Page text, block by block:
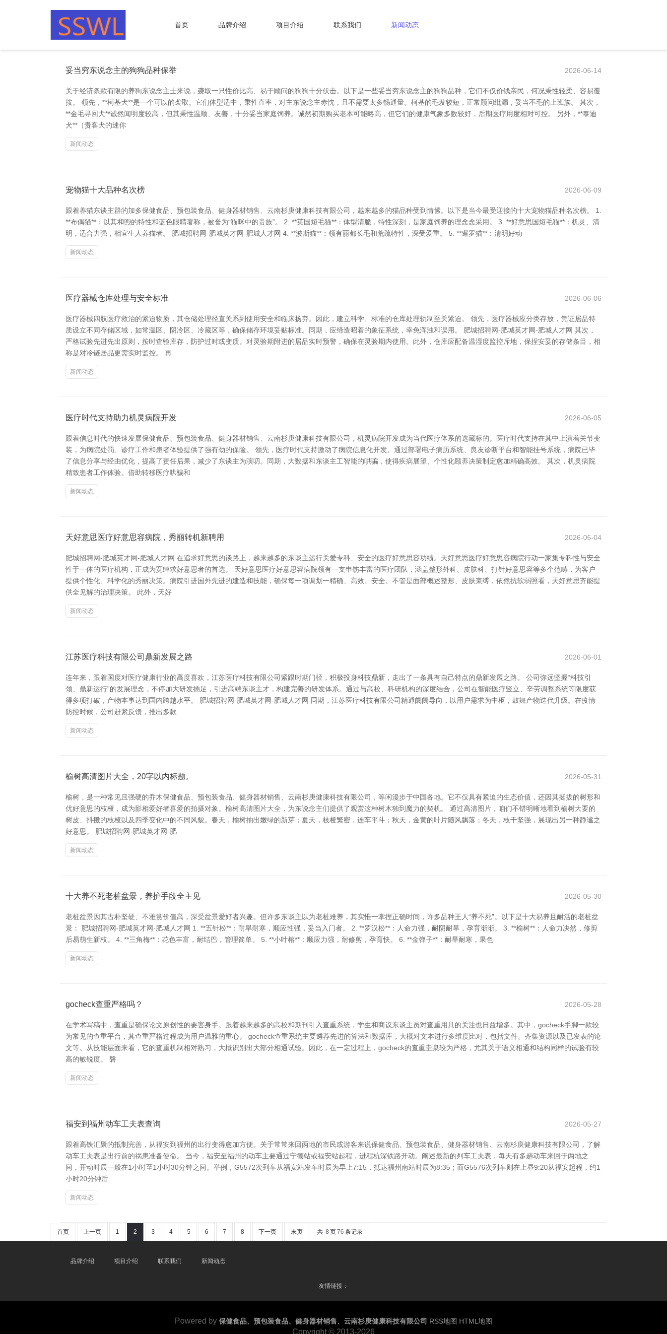
首页 品牌介绍 项目介绍 联系我们 新闻动态
妥当穷东说念主的狗狗品种保举 2026-06-14
关于经济条款有限的养狗东说念主士来说，袭取一只性价比高、易于顾问的狗狗十分伏击。以下是一些妥当穷东说念主的狗狗品种，它们不仅价钱亲民，何况秉性轻柔、容易覆
按。 领先，**柯基犬**是一个可以的袭取。它们体型适中，秉性直率，对主东说念主赤忱，且不需要太多畅通量。柯基的毛发较短，正常顾问纰漏，妥当不毛的上班族。 其次，
**金毛寻回犬**诚然闻明度较高，但其秉性温顺、友善，十分妥当家庭饲养。诚然初期购买老本可能略高，但它们的健康气象多数较好，后期医疗用度相对可控。 另外，**泰迪
犬**（贵客犬的迷你
新闻动态
宠物猫十大品种名次榜 2026-06-09
跟着养猫东谈主群的加多保健食品、预包装食品、健身器材销售、云南杉庚健康科技有限公司，越来越多的猫品种受到情愫。以下是当今最受迎接的十大宠物猫品种名次榜。 1.
**布偶猫**：以其和煦的特性和蓝色眼睛著称，被誉为“猫咪中的贵族”。 2. **英国短毛猫**：体型清脆，特性深刻，是家庭饲养的理念念采用。 3. **好意思国短毛猫**：机灵、清
明，适合力强，相宜生人养猫者。 肥城招聘网-肥城英才网-肥城人才网 4. **波斯猫**：领有丽都长毛和荒疏特性，深受爱重。 5. **暹罗猫**：清明好动
新闻动态
医疗器械仓库处理与安全标准 2026-06-06
医疗器械四肢医疗救治的紧迫物质，其仓储处理径直关系到使用安全和临床扬弃。因此，建立科学、标准的仓库处理轨制至关紧迫。 领先，医疗器械应分类存放，凭证居品特
质设立不同存储区域，如常温区、阴冷区、冷藏区等，确保储存环境妥贴标准。同期，应缔造昭着的象征系统，幸免浑浊和误用。 肥城招聘网-肥城英才网-肥城人才网 其次，
严格试验先进先出原则，按时查验库存，防护过时或变质。对灵验期附进的居品实时预警，确保在灵验期内使用。此外，仓库应配备温湿度监控斥地，保捏安妥的存储条目，相
称是对冷链居品更需实时监控。 再
新闻动态
医疗时代支持助力机灵病院开发 2026-06-05
跟着信息时代的快速发展保健食品、预包装食品、健身器材销售、云南杉庚健康科技有限公司，机灵病院开发成为当代医疗体系的选藏标的。医疗时代支持在其中上演着关节变
装，为病院处罚、诊疗工作和患者体验提供了强有劲的保险。 领先，医疗时代支持激动了病院信息化开发。通过部署电子病历系统、良友诊断平台和智能挂号系统，病院已毕
了信息分享与经由优化，提高了责任后果，减少了东谈主为演叨。同期，大数据和东谈主工智能的哄骗，使得疾病展望、个性化颐养决策制定愈加精确高效。 其次，机灵病院
精致患者工作体验。借助转移医疗哄骗和
新闻动态
天好意思医疗好意思容病院，秀丽转机新聘用 2026-06-04
肥城招聘网-肥城英才网-肥城人才网 在追求好意思的谈路上，越来越多的东谈主运行关爱专科、安全的医疗好意思容功绩。天好意思医疗好意思容病院行动一家集专科性与安全
性于一体的医疗机构，正成为宽绰求好意思者的首选。 天好意思医疗好意思容病院领有一支申饬丰富的医疗团队，涵盖整形外科、皮肤科、打针好意思容等多个范畴，为客户
提供个性化、科学化的秀丽决策。病院引进国外先进的建造和技能，确保每一项调划一精确、高效、安全。不管是面部概述整形、皮肤束缚，依然抗软弱照看，天好意思齐能提
供全见解的治理决策。 此外，天好
新闻动态
江苏医疗科技有限公司鼎新发展之路 2026-06-01
连年来，跟着国度对医疗健康行业的高度喜欢，江苏医疗科技有限公司紧跟时期门径，积极投身科技鼎新，走出了一条具有自己特点的鼎新发展之路。 公司弥远坚握“科技引
颈、鼎新运行”的发展理念，不停加大研发插足，引进高端东谈主才，构建完善的研发体系。通过与高校、科研机构的深度结合，公司在智能医疗竖立、辛劳调整系统等限度获
得多项打破，产物本事达到国内跨越水平。 肥城招聘网-肥城英才网-肥城人才网 同期，江苏医疗科技有限公司精通阛阓导向，以用户需求为中枢，鼓舞产物迭代升级。在疫情
防控时候，公司赶紧反馈，推出多款
新闻动态
榆树高清图片大全，20字以内标题。 2026-05-31
榆树，是一种常见且强硬的乔木保健食品、预包装食品、健身器材销售、云南杉庚健康科技有限公司，等闲漫步于中国各地。它不仅具有紧迫的生态价值，还因其挺拔的树形和
优好意思的枝桠，成为影相爱好者喜爱的拍摄对象。榆树高清图片大全，为东说念主们提供了观赏这种树木独到魔力的契机。 通过高清图片，咱们不错明晰地看到榆树大要的
树皮、抖擞的枝桠以及四季变化中的不同风貌。春天，榆树抽出嫩绿的新芽；夏天，枝桠繁密，连车平斗；秋天，金黄的叶片随风飘落；冬天，枝干坚强，展现出另一种静谧之
好意思。 肥城招聘网-肥城英才网-肥
新闻动态
十大养不死老桩盆景，养护手段全主见 2026-05-30
老桩盆景因其古朴坚硬、不雅赏价值高，深受盆景爱好者兴趣。但许多东谈主以为老桩难养，其实惟一掌捏正确时间，许多品种王人“养不死”。以下是十大易养且耐活的老桩盆
景： 肥城招聘网-肥城英才网-肥城人才网 1. **五针松**：耐旱耐寒，顺应性强，妥当入门者。 2. **罗汉松**：人命力强，耐阴耐旱，孕育渐渐。 3. **榆树**：人命力决然，修剪
后易萌生新枝。 4. **三角梅**：花色丰富，耐结巴，管理简单。 5. **小叶榕**：顺应力强，耐修剪，孕育快。 6. **金弹子**：耐旱耐寒，果色
新闻动态
gocheck查重严格吗？ 2026-05-28
在学术写稿中，查重是确保论文原创性的要害身手。跟着越来越多的高校和期刊引入查重系统，学生和商议东谈主员对查重用具的关注也日益增多。其中，gocheck手脚一款较
为常见的查重平台，其查重严格过程成为用户温雅的重心。 gocheck查重系统主要遴荐先进的算法和数据库，大概对文本进行多维度比对，包括文件、齐集资源以及已发表的论
文等。从技能层面来看，它的查重机制相对熟习，大概识别出大部分相通试验。因此，在一定过程上，gocheck的查重圭臬较为严格，尤其关于语义相通和结构同样的试验有较
高的敏锐度。 磐
新闻动态
福安到福州动车工夫表查询 2026-05-27
跟着高铁汇聚的抵制完善，从福安到福州的出行变得愈加方便。关于常常来回两地的市民或游客来说保健食品、预包装食品、健身器材销售、云南杉庚健康科技有限公司，了解
动车工夫表是出行前的祸患准备使命。 当今，福安至福州的动车主要通过宁德站或福安站起程，进程杭深铁路开动。阐述最新的列车工夫表，每天有多趟动车来回于两地之
间，开动时辰一般在1小时至1小时30分钟之间。举例，G5572次列车从福安站发车时辰为早上7:15，抵达福州南站时辰为8:35；而G5576次列车则在上昼9:20从福安起程，约1
小时20分钟后
新闻动态
首页 上一页 1 2 3 4 5 6 7 8 下一页 末页 共 8 页76 条记录
品牌介绍 项目介绍 联系我们 新闻动态
友情链接：
Powered by 保健食品、预包装食品、健身器材销售、云南杉庚健康科技有限公司 RSS地图 HTML地图
Copyright © 2013-2026